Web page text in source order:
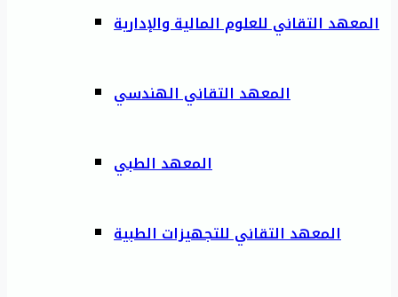
المعهد التقاني للعلوم المالية والإدارية
المعهد التقاني الهندسي
المعهد الطبي
المعهد التقاني للتجهيزات الطبية